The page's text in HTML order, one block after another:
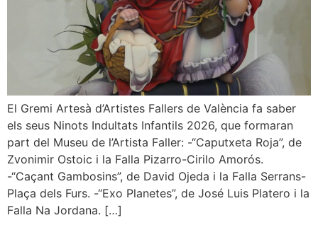
El Gremi Artesà d’Artistes Fallers de València fa saber
els seus Ninots Indultats Infantils 2026, que formaran
part del Museu de l’Artista Faller: -“Caputxeta Roja”, de
Zvonimir Ostoic i la Falla Pizarro-Cirilo Amorós.
-“Caçant Gambosins”, de David Ojeda i la Falla Serrans-
Plaça dels Furs. -“Exo Planetes”, de José Luis Platero i la
Falla Na Jordana. […]